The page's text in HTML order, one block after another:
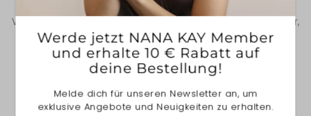
Bitte beachten Sie, dass unvorhergesehene
Verzögerungen, wie z. B. durch den Versanddienstleister,
auftreten können.
Weitere Informationen zum Produkt | Größentabelle
TEILEN
Werde jetzt NANA KAY Member
und erhalte 10 € Rabatt auf
deine Bestellung!
Melde dich für unseren Newsletter an, um
exklusive Angebote und Neuigkeiten zu erhalten.